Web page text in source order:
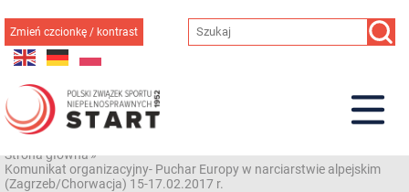
do
treści
Zmień czcionkę / kontrast
Strona główna»
Komunikat organizacyjny- Puchar Europy w narciarstwie alpejskim
(Zagrzeb/Chorwacja) 15-17.02.2017 r.